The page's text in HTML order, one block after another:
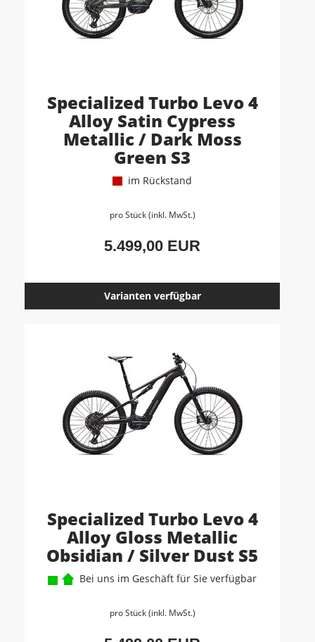
Specialized Turbo Levo 4
Alloy Satin Cypress
Metallic / Dark Moss
Green S3
im Rückstand
pro Stück (inkl. MwSt.)
5.499,00 EUR
Varianten verfügbar
Specialized Turbo Levo 4
Alloy Gloss Metallic
Obsidian / Silver Dust S5
Bei uns im Geschäft für Sie verfügbar
pro Stück (inkl. MwSt.)